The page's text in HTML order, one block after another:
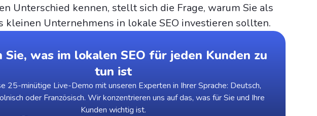
Unterschied kennen, stellt sich die Frage, warum Sie als
kleinen Unternehmens in lokale SEO investieren sollten.
Sie, was im lokalen SEO für jeden Kunden zu
tun ist
25-minütige Live-Demo mit unseren Experten in Ihrer Sprache: Deutsch,
oder Französisch. Wir konzentrieren uns auf das, was für Sie und Ihre
Kunden wichtig ist.